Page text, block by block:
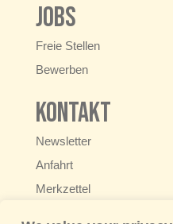
Jobs
Freie Stellen
Bewerben
Kontakt
Newsletter
Anfahrt
Merkzettel